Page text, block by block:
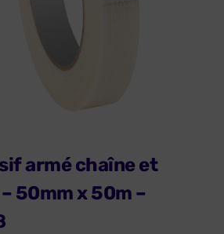
armé chaîne et
50mm x 50m –